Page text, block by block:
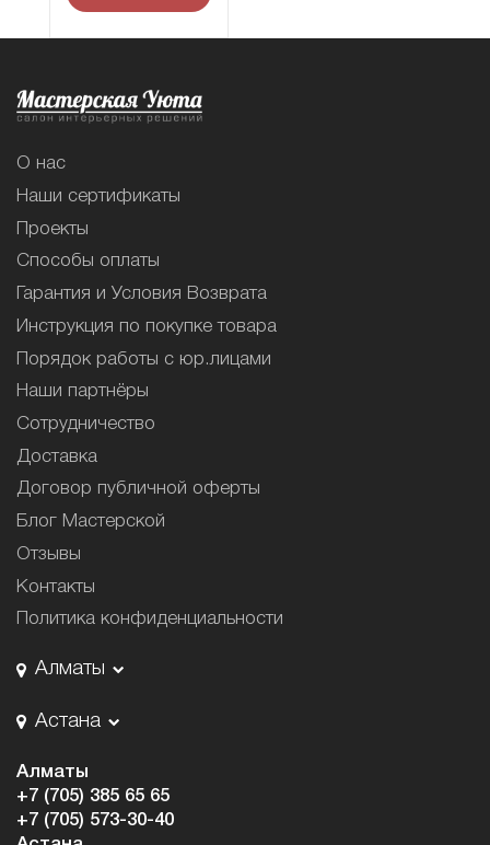
О нас
Наши сертификаты
Проекты
Способы оплаты
Гарантия и Условия Возврата
Инструкция по покупке товара
Порядок работы с юр.лицами
Наши партнёры
Сотрудничество
Доставка
Договор публичной оферты
Блог Мастерской
Отзывы
Контакты
Политика конфиденциальности
Алматы
Астана
Алматы
+7 (705) 385 65 65
+7 (705) 573-30-40